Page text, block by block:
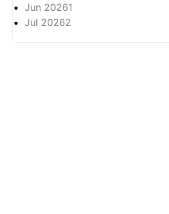
Jun 20261
Jul 20262